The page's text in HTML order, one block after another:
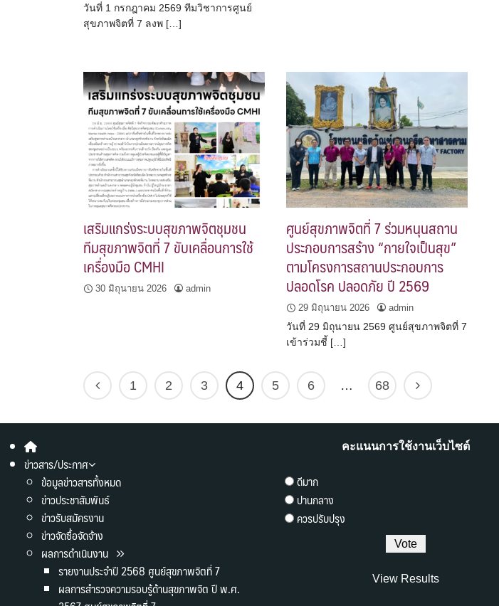
วันที่ 1 กรกฎาคม 2569 ทีมวิชาการศูนย์
สุขภาพจิตที่ 7 ลงพ […]
เสริมแกร่งระบบสุขภาพจิตชุมชน
ทีมสุขภาพจิตที่ 7 ขับเคลื่อนการใช้
เครื่องมือ CMHI
30 มิถุนายน 2026 admin
ศูนย์สุขภาพจิตที่ 7 ร่วมหนุนสถาน
ประกอบการสร้าง “กายใจเป็นสุข”
ตามโครงการสถานประกอบการ
ปลอดโรค ปลอดภัย ปี 2569
29 มิถุนายน 2026 admin
วันที่ 29 มิถุนายน 2569 ศูนย์สุขภาพจิตที่ 7
เข้าร่วมชี้ […]
1 2 3 4 5 6 … 68
ข่าวสาร/ประกาศ
ข้อมูลข่าวสารทั้งหมด
ข่าวประชาสัมพันธ์
ข่าวรับสมัครงาน
ข่าวจัดซื้อจัดจ้าง
ผลการดำเนินงาน
รายงานประจำปี 2568 ศูนย์สุขภาพจิตที่ 7
ผลการสำรวจความรอบรู้ด้านสุขภาพจิต ปี พ.ศ.
คะแนนการใช้งานเว็บไซต์
ดีมาก
ปานกลาง
ควรปรับปรุง
View Results